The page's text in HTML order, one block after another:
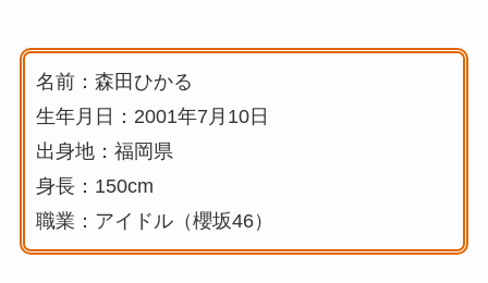
名前：森田ひかる
生年月日：2001年7月10日
出身地：福岡県
身長：150cm
職業：アイドル（櫻坂46）